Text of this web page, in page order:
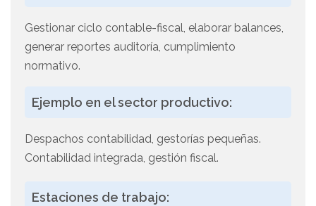
Gestionar ciclo contable-fiscal, elaborar balances,
generar reportes auditoría, cumplimiento
normativo.
Ejemplo en el sector productivo:
Despachos contabilidad, gestorías pequeñas.
Contabilidad integrada, gestión fiscal.
Estaciones de trabajo: